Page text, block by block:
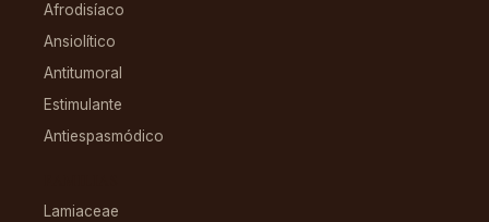
Afrodisíaco
Ansiolítico
Antitumoral
Estimulante
Antiespasmódico
Lamiaceae